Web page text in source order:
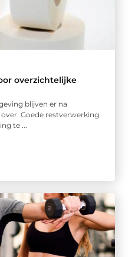
overzichtelijke
blijven er na
Goede restverwerking
te ...